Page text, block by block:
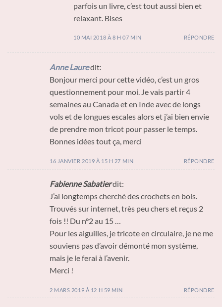
parfois un livre, c’est tout aussi bien et
relaxant. Bises
10 MAI 2018 À 8 H 07 MIN RÉPONDRE
Anne Lauredit:
Bonjour merci pour cette vidéo, c’est un gros
questionnement pour moi. Je vais partir 4
semaines au Canada et en Inde avec de longs
vols et de longues escales alors et j’ai bien envie
de prendre mon tricot pour passer le temps.
Bonnes idées tout ça, merci
16 JANVIER 2019 À 15 H 27 MIN RÉPONDRE
Fabienne Sabatierdit:
J’ai longtemps cherché des crochets en bois.
Trouvés sur internet, très peu chers et reçus 2
fois !! Du n°2 au 15 …
Pour les aiguilles, je tricote en circulaire, je ne me
souviens pas d’avoir démonté mon système,
mais je le ferai à l’avenir.
Merci !
2 MARS 2019 À 12 H 59 MIN RÉPONDRE